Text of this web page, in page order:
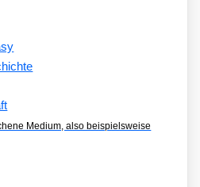
Medium, also beispielsweise